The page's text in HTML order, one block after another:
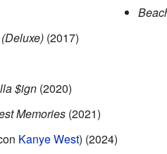
(2017)
$ign(2020)
Memories(2021)
Kanye West) (2024)